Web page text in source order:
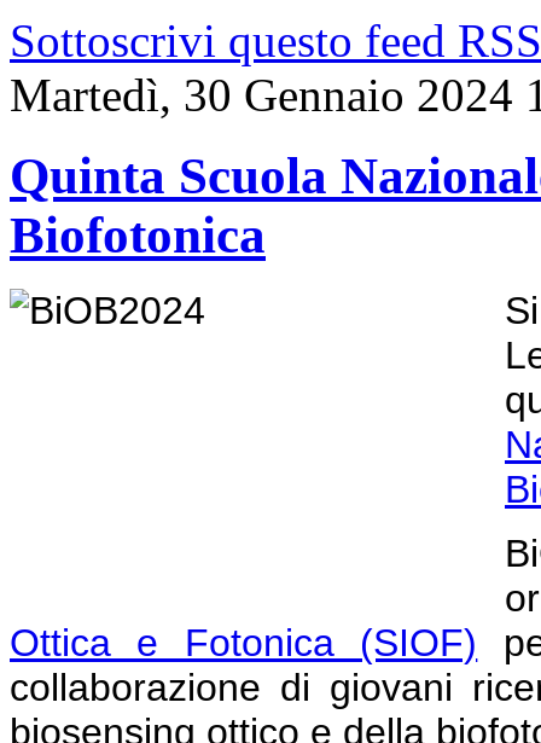
Sottoscrivi questo feed RSS
Martedì, 30 Gennaio 2024
Quinta Scuola
Biofotonica
Ottica e Fotonica (SIOF)
collaborazione di giovani
biosensing ottico e della